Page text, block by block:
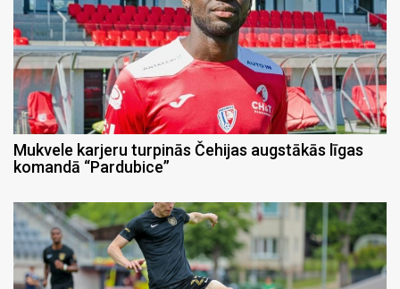
Mukvele karjeru turpinās Čehijas augstākās līgas
komandā “Pardubice”